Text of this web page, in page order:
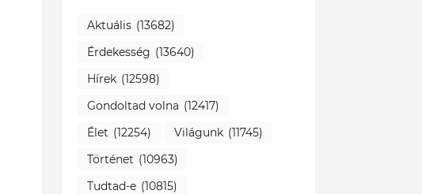
Aktuális (13682)
Érdekesség (13640)
Hírek (12598)
Gondoltad volna (12417)
Élet (12254) Világunk (11745)
Történet (10963)
Tudtad-e (10815)